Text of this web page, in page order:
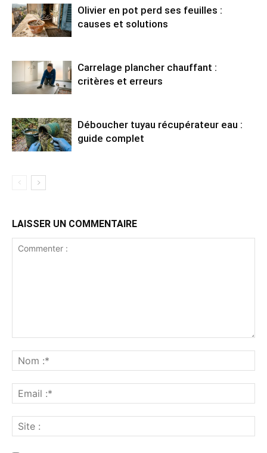
Olivier en pot perd ses feuilles :
causes et solutions
Carrelage plancher chauffant :
critères et erreurs
Déboucher tuyau récupérateur eau :
guide complet
LAISSER UN COMMENTAIRE